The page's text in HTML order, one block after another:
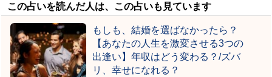
この占いを読んだ人は、この占いも見ています
もしも、結婚を選ばなかったら？
【あなたの人生を激変させる3つの
出逢い】年収はどう変わる？/ズバ
リ、幸せになれる？